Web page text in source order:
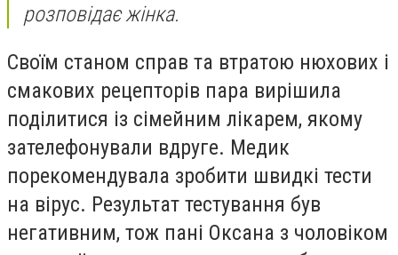
розповідає жінка.
Своїм станом справ та втратою нюхових і
смакових рецепторів пара вирішила
поділитися із сімейним лікарем, якому
зателефонували вдруге. Медик
порекомендувала зробити швидкі тести
на вірус. Результат тестування був
негативним, тож пані Оксана з чоловіком